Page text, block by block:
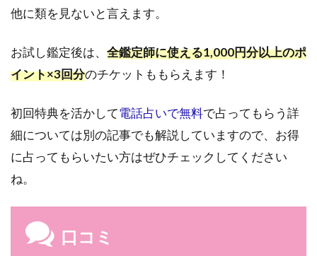
る
実店
ある
5
電
話
占
い
ウ
の
デ
他に類を見ないと言えます。
お試し鑑定後は、 全鑑定師に使える1,000円分以上のポ
イント×3回分のチケットももらえます！
初回特典を活かして電話占いで無料で占ってもらう詳
細については別の記事でも解説していますので、お得
に占ってもらいたい方はぜひチェックしてください
ね。
口コミ